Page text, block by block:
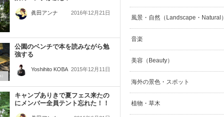
眞田アンナ 2016年12月21日
公園のベンチで本を読みながら勉
強する
Yoshihito KOBA 2015年12月11日
キャンプありきで夏フェス来たの
にメンバー全員テント忘れた！！
風景・自然（Landscape・Natural）
音楽
美容（Beauty）
海外の景色・スポット
植物・草木